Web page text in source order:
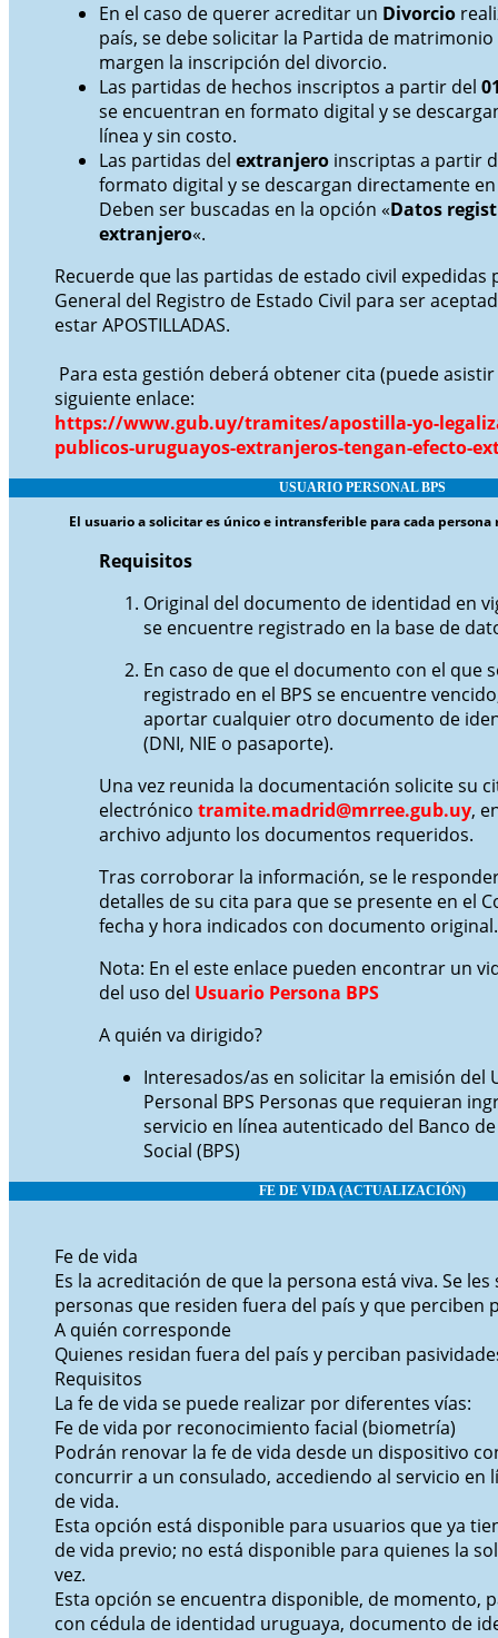
En el caso de querer acreditar un Divorcio
país, se debe solicitar la Partida de
margen la inscripción del divorcio.
Las partidas de hechos inscriptos a partir del
se encuentran en formato digital y se
línea y sin costo.
Las partidas del extranjero inscriptas a partir
formato digital y se descargan directamente
Deben ser buscadas en la opción «Datos
extranjero«.
Recuerde que las partidas de estado civil expedidas
General del Registro de Estado Civil para ser
estar APOSTILLADAS.
Para esta gestión deberá obtener cita (puede
siguiente enlace:
https://www.gub.uy/tramites/apostilla-yo-
publicos-uruguayos-extranjeros-tengan-efecto-
USUARIO PERSONAL BPS
El usuario a solicitar es único e intransferible para cada
Requisitos
Original del documento de identidad en
se encuentre registrado en la base de
En caso de que el documento con el que
registrado en el BPS se encuentre
aportar cualquier otro documento de
(DNI, NIE o pasaporte).
Una vez reunida la documentación solicite su
electrónico tramite.madrid@mrree.gub.uy,
archivo adjunto los documentos requeridos.
Tras corroborar la información, se le
detalles de su cita para que se presente en el
fecha y hora indicados con documento original.
Nota: En el este enlace pueden encontrar un
del uso del Usuario Persona BPS
A quién va dirigido?
Interesados/as en solicitar la emisión del
Personal BPS Personas que requieran
servicio en línea autenticado del Banco
Social (BPS)
FE DE VIDA(ACTUALIZACIÓN)
Fe de vida
Es la acreditación de que la persona está viva. Se les
personas que residen fuera del país y que perciben
A quién corresponde
Quienes residan fuera del país y perciban
Requisitos
La fe de vida se puede realizar por diferentes vías:
Fe de vida por reconocimiento facial (biometría)
Podrán renovar la fe de vida desde un dispositivo
concurrir a un consulado, accediendo al servicio en
de vida.
Esta opción está disponible para usuarios que ya
de vida previo; no está disponible para quienes la
vez.
Esta opción se encuentra disponible, de momento,
con cédula de identidad uruguaya, documento de